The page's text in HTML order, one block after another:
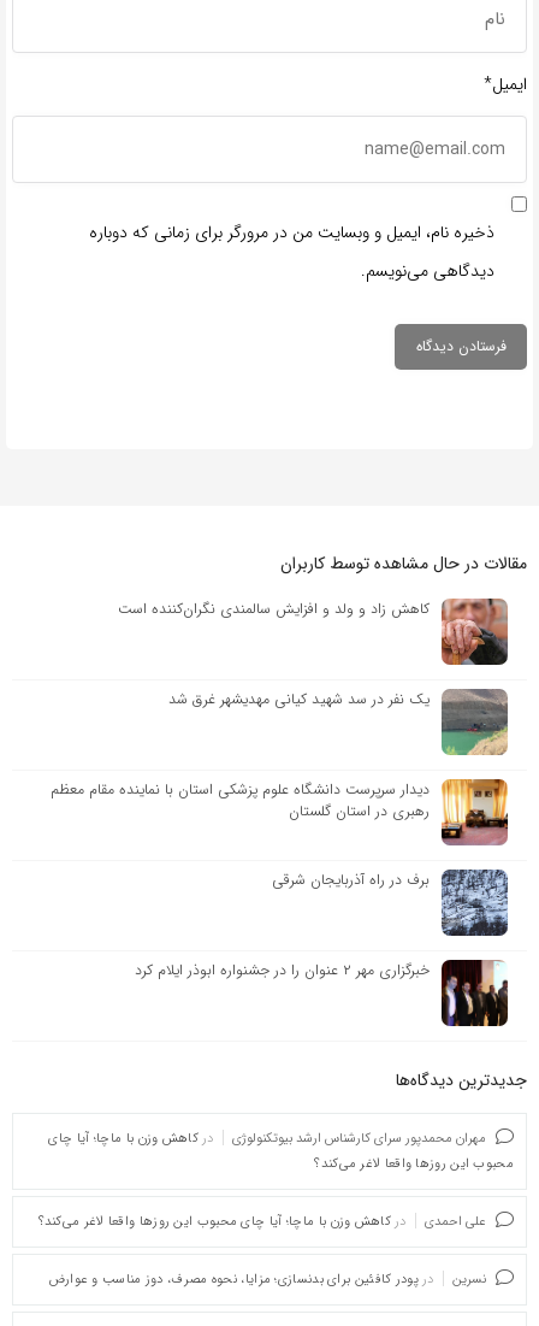
ایمیل*
ذخیره نام، ایمیل و وبسایت من در مرورگر برای زمانی که دوباره
دیدگاهی می‌نویسم.
مقالات در حال مشاهده توسط کاربران
کاهش زاد و ولد و افزایش سالمندی نگران‌کننده است
یک نفر در سد شهید کیانی مهدیشهر غرق شد
دیدار سرپرست دانشگاه علوم پزشکی استان با نماینده مقام معظم
رهبری در استان گلستان
برف در راه آذربایجان شرقی
خبرگزاری مهر ۲ عنوان را در جشنواره ابوذر ایلام کرد
جدیدترین دیدگاه‌‌ها
مهران محمدپور سرای کارشناس ارشد بیوتکنولوژی در کاهش وزن با ماچا؛ آیا چای
محبوب این روزها واقعا لاغر می‌کند؟
علی احمدی در کاهش وزن با ماچا؛ آیا چای محبوب این روزها واقعا لاغر می‌کند؟
نسرین در پودر کافئین برای بدنسازی؛ مزایا، نحوه مصرف، دوز مناسب و عوارض